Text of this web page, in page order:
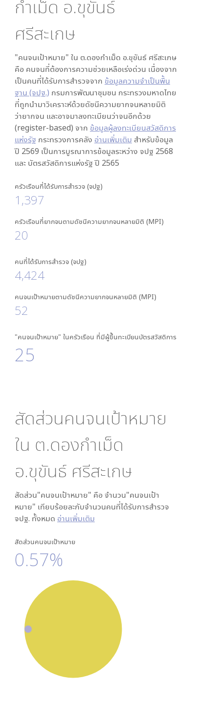
กำเม็ด อ.ขุขันธ์
ศรีสะเกษ
"คนจนเป้าหมาย" ใน ต.ดองกำเม็ด อ.ขุขันธ์ ศรีสะเกษ
คือ คนจนที่ต้องการความช่วยเหลือเร่งด่วน เนื่องจาก
เป็นคนที่ได้รับการสำรวจจาก ข้อมูลความจำเป็นพื้น
ฐาน (จปฐ.) กรมการพัฒนาชุมชน กระทรวงมหาดไทย
ที่ถูกนำมาวิเคราะห์ด้วยดัชนีความยากจนหลายมิติ
ว่ายากจน และอาจมาลงทะเบียนว่าจนอีกด้วย
(register-based) จาก ข้อมูลผู้ลงทะเบียนสวัสดิการ
แห่งรัฐ กระทรวงการคลัง อ่านเพิ่มเติม สำหรับข้อมูล
ปี 2569 เป็นการบูรณาการข้อมูลระหว่าง จปฐ 2568
และ บัตรสวัสดิการแห่งรัฐ ปี 2565
ครัวเรือนที่ได้รับการสำรวจ (จปฐ)
1,397
ครัวเรือนที่ยากจนตามดัชนีความยากจนหลายมิติ (MPI)
20
คนที่ได้รับการสำรวจ (จปฐ)
4,424
คนจนเป้าหมายตามดัชนีความยากจนหลายมิติ (MPI)
52
"คนจนเป้าหมาย" ในครัวเรือน ที่มีผู้ขึ้นทะเบียนบัตรสวัสดิการ
25
สัดส่วนคนจนเป้าหมาย
ใน ต.ดองกำเม็ด
อ.ขุขันธ์ ศรีสะเกษ
สัดส่วน"คนจนเป้าหมาย" คือ จำนวน"คนจนเป้า
หมาย" เทียบร้อยละกับจำนวนคนที่ได้รับการสำรวจ
จปฐ. ทั้งหมด อ่านเพิ่มเติม
สัดส่วนคนจนเป้าหมาย
0.57%